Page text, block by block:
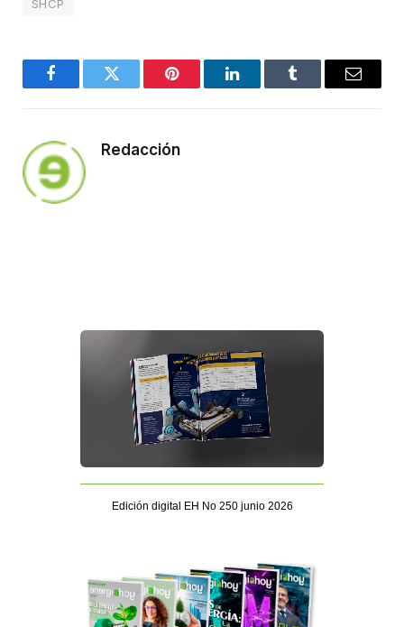
SHCP
FacebookTwitter Pinterest LinkedInTumblr Email
Redacción
Edición digital EH No 250 junio 2026